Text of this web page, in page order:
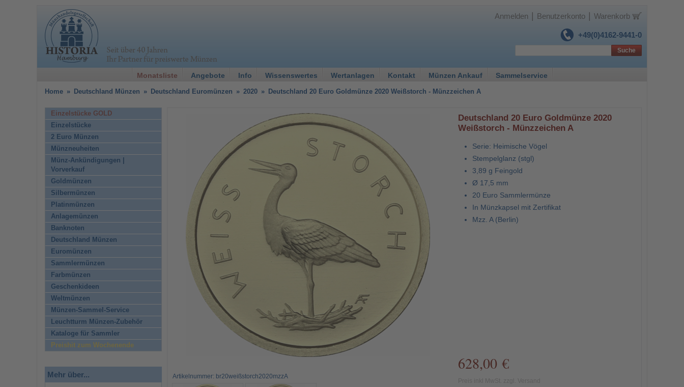
+49(0)4162-9441-0
Anmelden Benutzerkonto Warenkorb
Monatsliste Angebote Info Wissenswertes Wertanlagen Kontakt Münzen Ankauf Sammelservice
Suche
Home » Deutschland Münzen » Deutschland Euromünzen » 2020 » Deutschland 20 Euro Goldmünze 2020 Weißstorch - Münzzeichen A
Artikelnummer: br20weißstorch2020mzzA
Deutschland 20 Euro Goldmünze 2020
Weißstorch - Münzzeichen A
Serie: Heimische Vögel
Stempelglanz (stgl)
3,89 g Feingold
Ø 17,5 mm
20 Euro Sammlermünze
In Münzkapsel mit Zertifikat
Mzz. A (Berlin)
628,00 €
Einzelstücke GOLD
Einzelstücke
2 Euro Münzen
Münzneuheiten
Münz-Ankündigungen |
Vorverkauf
Goldmünzen
Silbermünzen
Platinmünzen
Anlagemünzen
Banknoten
Deutschland Münzen
Euromünzen
Sammlermünzen
Farbmünzen
Geschenkideen
Weltmünzen
Münzen-Sammel-Service
Leuchtturm Münzen-Zubehör
Kataloge für Sammler
Preishit zum Wochenende
Mehr über...